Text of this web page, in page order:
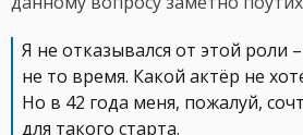
Я не отказывался от этой роли
не то время. Какой актёр не
Но в 42 года меня, пожалуй,
для такого старта.